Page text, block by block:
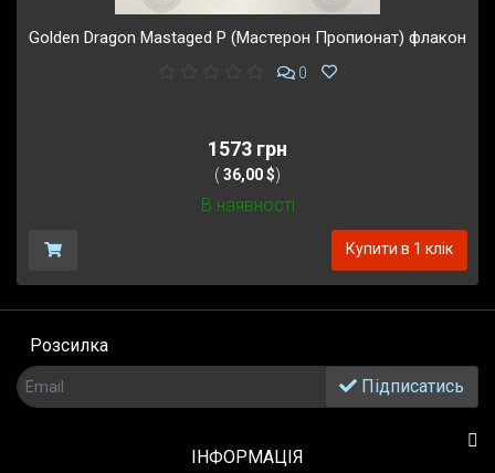
Golden Dragon Mastaged P (Мастерон Пропионат) флакон
0
1573 грн
( 36,00 $)
В наявності
Купити в 1 клік
Розсилка
Підписатись
ІНФОРМАЦІЯ